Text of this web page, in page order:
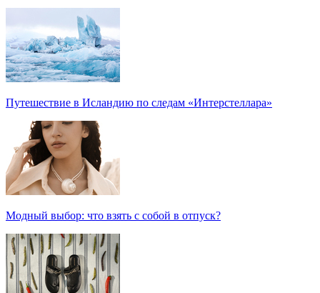
Путешествие в Исландию по следам «Интерстеллара»
Модный выбор: что взять с собой в отпуск?